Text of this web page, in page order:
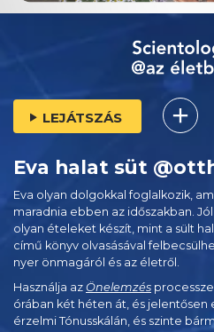
LEJÁTSZÁS
Eva halat süt
Eva olyan dolgokkal foglalkozik,
maradnia ebben az időszakban.
olyan ételeket készít, mint a sült
című könyv olvasásával
nyer önmagáról és az életről.
Használja az Önelemzés
órában két héten át, és
érzelmi Tónusskálán, és szinte